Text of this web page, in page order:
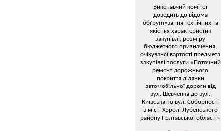
Виконавчий комітет
доводить до відома
обґрунтування технічних та
якісних характеристик
закупівлі, розміру
бюджетного призначення,
очікуваної вартості предмета
закупівлі послуги «Поточний
ремонт дорожнього
покриття ділянки
автомобільної дороги від
вул. Шевченка до вул.
Київська по вул. Соборності
в місті Хоролі Лубенського
району Полтавської області»